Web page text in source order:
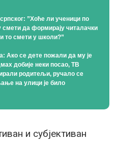
”Хоће ли ученици по
смети да формирају читалачки
то смети у школи?”
Ако се дете пожали да му је
добије неки посао, ТВ
родитељи, ручало се
на улици је било
и субјективан